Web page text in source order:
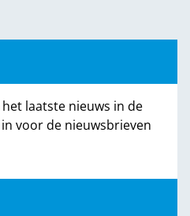
laatste nieuws in de
voor de nieuwsbrieven